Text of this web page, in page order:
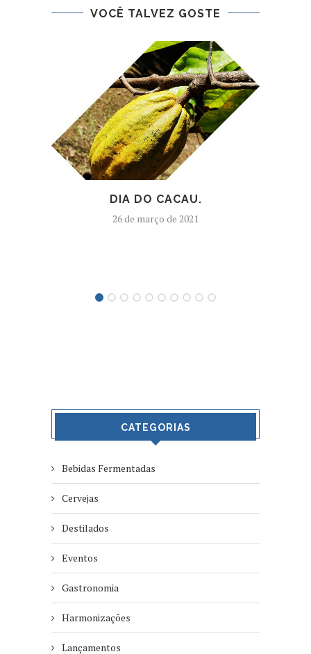
VOCÊ TALVEZ GOSTE
DIA DO CACAU.
26 de março de 2021
CATEGORIAS
Bebidas Fermentadas
Cervejas
Destilados
Eventos
Gastronomia
Harmonizações
Lançamentos